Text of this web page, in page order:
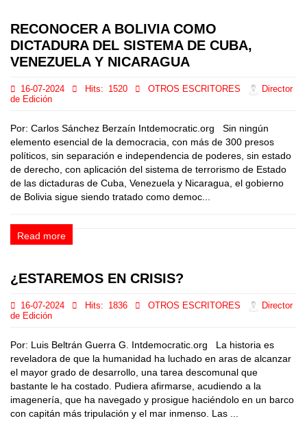
RECONOCER A BOLIVIA COMO
DICTADURA DEL SISTEMA DE CUBA,
VENEZUELA Y NICARAGUA
16-07-2024 Hits: 1520 OTROS ESCRITORES
Director
de Edición
Por: Carlos Sánchez Berzaín Intdemocratic.org Sin ningún
elemento esencial de la democracia, con más de 300 presos
políticos, sin separación e independencia de poderes, sin estado
de derecho, con aplicación del sistema de terrorismo de Estado
de las dictaduras de Cuba, Venezuela y Nicaragua, el gobierno
de Bolivia sigue siendo tratado como democ...
Read more
¿ESTAREMOS EN CRISIS?
16-07-2024 Hits: 1836 OTROS ESCRITORES
Director
de Edición
Por: Luis Beltrán Guerra G. Intdemocratic.org La historia es
reveladora de que la humanidad ha luchado en aras de alcanzar
el mayor grado de desarrollo, una tarea descomunal que
bastante le ha costado. Pudiera afirmarse, acudiendo a la
imagenería, que ha navegado y prosigue haciéndolo en un barco
con capitán más tripulación y el mar inmenso. Las ...